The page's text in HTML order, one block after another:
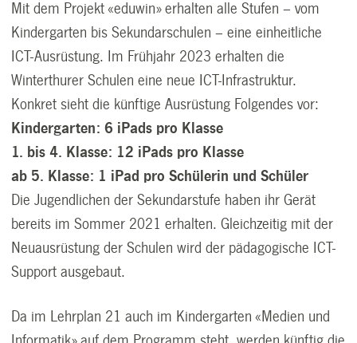
Mit dem Projekt «eduwin» erhalten alle Stufen – vom
Kindergarten bis Sekundarschulen – eine einheitliche
ICT-Ausrüstung. Im Frühjahr 2023 erhalten die
Winterthurer Schulen eine neue ICT-Infrastruktur.
Konkret sieht die künftige Ausrüstung Folgendes vor:
Kindergarten: 6 iPads pro Klasse
1. bis 4. Klasse: 12 iPads pro Klasse
ab 5. Klasse: 1 iPad pro Schülerin und Schüler
Die Jugendlichen der Sekundarstufe haben ihr Gerät
bereits im Sommer 2021 erhalten. Gleichzeitig mit der
Neuausrüstung der Schulen wird der pädagogische ICT-
Support ausgebaut.
Da im Lehrplan 21 auch im Kindergarten «Medien und